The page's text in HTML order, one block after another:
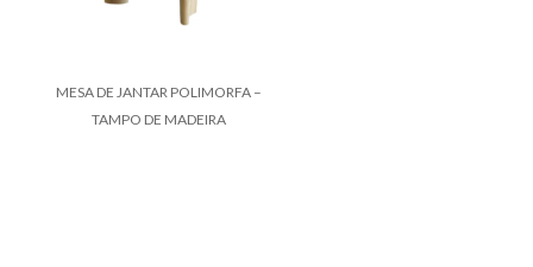
MESA DE JANTAR POLIMORFA –
TAMPO DE MADEIRA